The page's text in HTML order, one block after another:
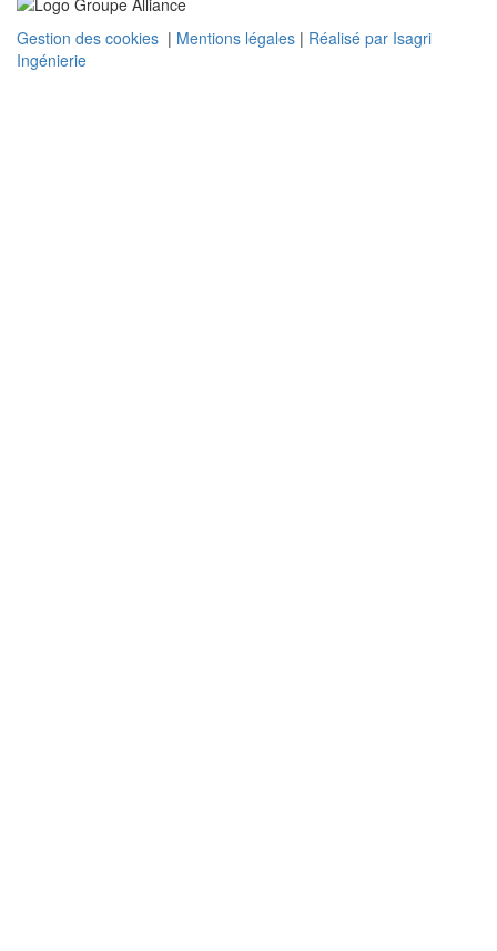
Gestion des cookies | Mentions légales | Réalisé par Isagri
Ingénierie